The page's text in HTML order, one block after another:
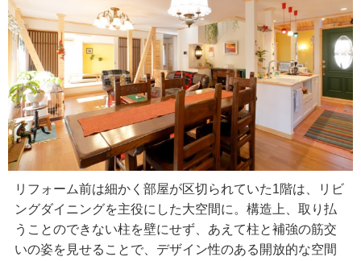
リフォーム前は細かく部屋が区切られていた1階は、リビ
ングダイニングを主役にした大空間に。構造上、取り払
うことのできない柱を壁にせず、あえて柱と補強の筋交
いの姿を見せることで、デザイン性のある開放的な空間